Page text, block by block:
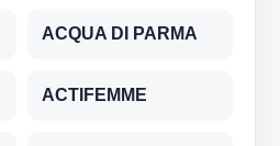
ACQUA DI PARMA
ACTIFEMME